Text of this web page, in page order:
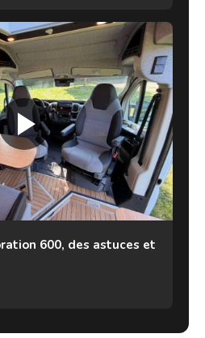
600, des astuces et